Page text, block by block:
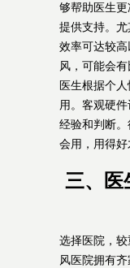
够帮助医生
提供支持。
效率可达较
风，可能会
医生根据个
用。客观硬
经验和判断
会用，用得好
三、医
选择医院，
风医院拥有